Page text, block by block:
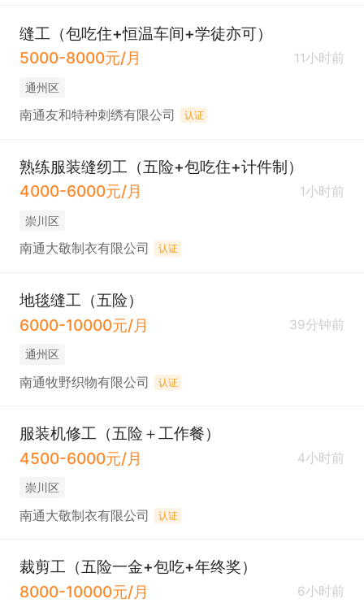
缝工（包吃住+恒温车间+学徒亦可）
5000-8000元/月
11小时前
通州区
南通友和特种刺绣有限公司 认证
熟练服装缝纫工（五险+包吃住+计件制）
4000-6000元/月
1小时前
崇川区
南通大敬制衣有限公司 认证
地毯缝工（五险）
6000-10000元/月
39分钟前
通州区
南通牧野织物有限公司 认证
服装机修工（五险＋工作餐）
4500-6000元/月
4小时前
崇川区
南通大敬制衣有限公司 认证
裁剪工（五险一金+包吃+年终奖）
8000-10000元/月
6小时前